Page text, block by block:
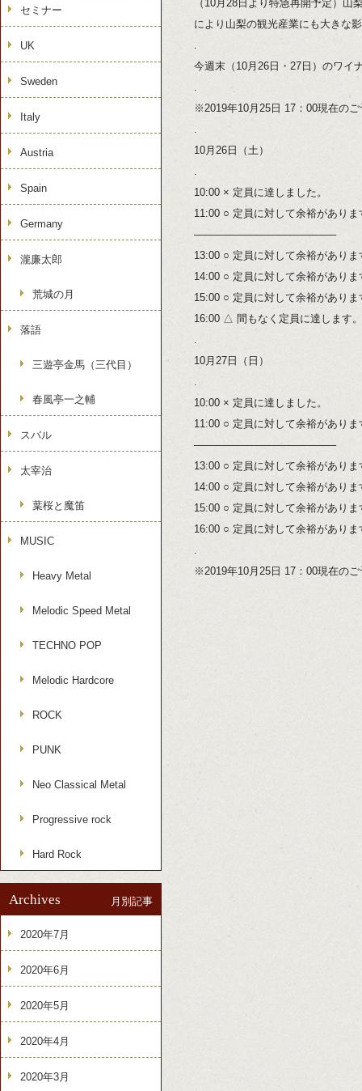
（10月28日より特急再開予定）
により山梨の観光産業にも大きな
.
今週末（10月26日・27日）のワイ
.
※2019年10月25日 17：00現在の
.
10月26日（土）
.
10:00 × 定員に達しました。
11:00 ○ 定員に対して余裕がありま
—————————————–
13:00 ○ 定員に対して余裕がありま
14:00 ○ 定員に対して余裕がありま
15:00 ○ 定員に対して余裕がありま
16:00 △ 間もなく定員に達します。
.
10月27日（日）
.
10:00 × 定員に達しました。
11:00 ○ 定員に対して余裕がありま
—————————————–
13:00 ○ 定員に対して余裕がありま
14:00 ○ 定員に対して余裕がありま
15:00 ○ 定員に対して余裕がありま
16:00 ○ 定員に対して余裕がありま
.
※2019年10月25日 17：00現在の
セミナー
UK
Sweden
Italy
Austria
Spain
Germany
瀧廉太郎
荒城の月
落語
三遊亭金馬（三代目）
春風亭一之輔
スバル
太宰治
葉桜と魔笛
MUSIC
Heavy Metal
Melodic Speed Metal
TECHNO POP
Melodic Hardcore
ROCK
PUNK
Neo Classical Metal
Progressive rock
Hard Rock
Archives 月別記事
2020年7月
2020年6月
2020年5月
2020年4月
2020年3月